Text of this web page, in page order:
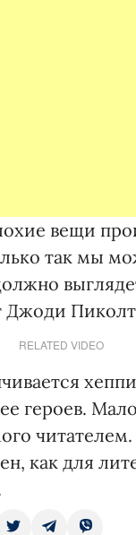
вещи
так мы
Джоди
RELATED VIDEO
героев.
как для